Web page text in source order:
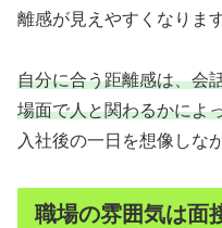
離感が見えやすくなります
自分に合う距離感は、会
場面で人と関わるかによ
入社後の一日を想像しな
職場の雰囲気は面